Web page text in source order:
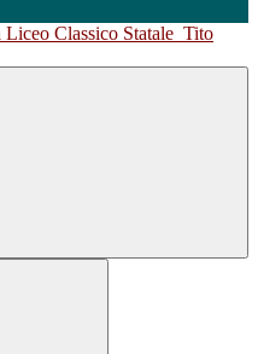
Liceo Classico Statale Tito